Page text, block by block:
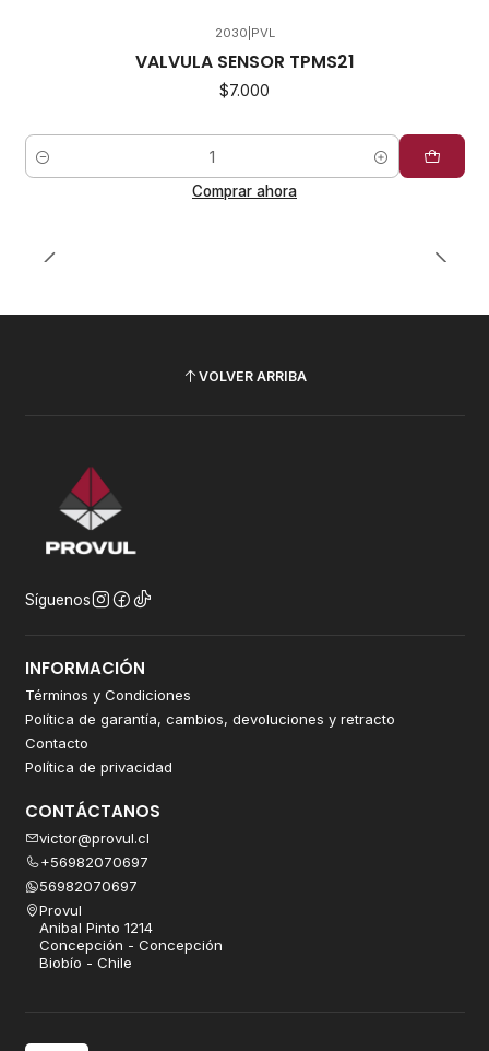
2030 PVL
VALVULA SENSOR TPMS21
$7.000
Cantidad
Comprar ahora
VOLVER ARRIBA
Síguenos
INFORMACIÓN
Términos y Condiciones
Política de garantía, cambios, devoluciones y retracto
Contacto
Política de privacidad
CONTÁCTANOS
victor@provul.cl
+56982070697
56982070697
Provul
Anibal Pinto 1214
Concepción - Concepción
Biobío - Chile